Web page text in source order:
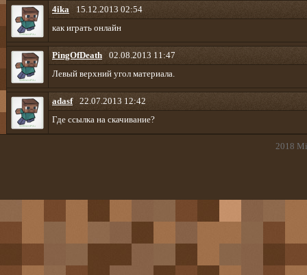
4ika
15.12.2013 02:54
как играть онлайн
PingOfDeath
02.08.2013 11:47
Левый верхний угол материала.
adasf
22.07.2013 12:42
Где ссылка на скачивание?
2018